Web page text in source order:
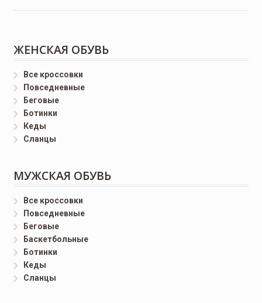
ЖЕНСКАЯ ОБУВЬ
Все кроссовки
Повседневные
Беговые
Ботинки
Кеды
Сланцы
МУЖСКАЯ ОБУВЬ
Все кроссовки
Повседневные
Беговые
Баскетбольные
Ботинки
Кеды
Сланцы